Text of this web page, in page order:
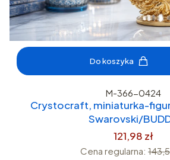
Do koszyka
M-366-0424
Crystocraft, miniaturka-
Swarovski/
121,98 zł
Cena regularna: